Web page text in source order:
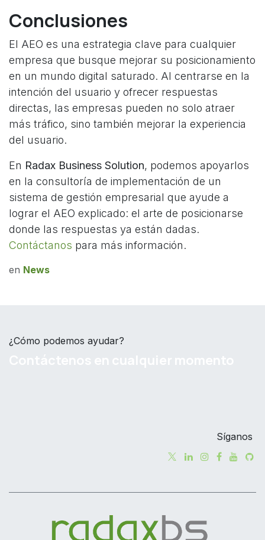
Conclusiones
El AEO es una estrategia clave para cualquier
empresa que busque mejorar su posicionamiento
en un mundo digital saturado. Al centrarse en la
intención del usuario y ofrecer respuestas
directas, las empresas pueden no solo atraer
más tráfico, sino también mejorar la experiencia
del usuario.
En Radax Business Solution, podemos apoyarlos
en la consultoría de implementación de un
sistema de gestión empresarial que ayude a
lograr el AEO explicado: el arte de posicionarse
donde las respuestas ya están dadas.
Contáctanos para más información.
en News
¿Cómo podemos ayudar?
Síganos